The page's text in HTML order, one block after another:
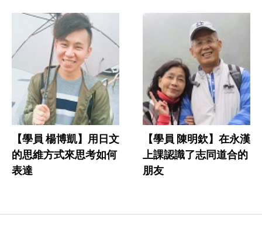
【學員 楊博凱】用日文
的思維方式來思考如何
表達
【學員 陳明欽】在永漢
上課認識了志同道合的
朋友